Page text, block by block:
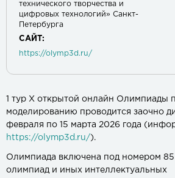
технического творчества и
цифровых технологий» Санкт-
Петербурга
САЙТ:
https://olymp3d.ru/
1 тур X открытой онлайн Олимпиады
моделированию проводится заочно
февраля по 15 марта 2026 года
https://olymp3d.ru/ ).
Олимпиада включена под номером 85
олимпиад и иных интеллектуальных